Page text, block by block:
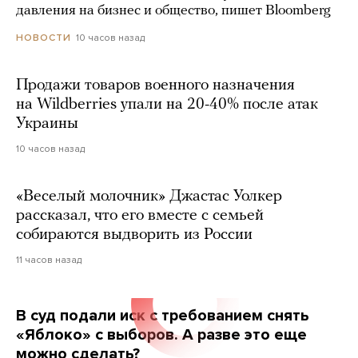
давления на бизнес и общество, пишет Bloomberg
НОВОСТИ 10 часов назад
Продажи товаров военного назначения
на Wildberries упали на 20-40% после атак
Украины
10 часов назад
«Веселый молочник» Джастас Уолкер
рассказал, что его вместе с семьей
собираются выдворить из России
11 часов назад
В суд подали иск с требованием снять
«Яблоко» с выборов. А разве это еще